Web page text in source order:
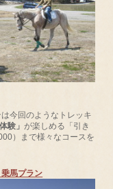
今回のようなトレッキ
験」が楽しめる「引き
）まで様々なコースを
馬プラン